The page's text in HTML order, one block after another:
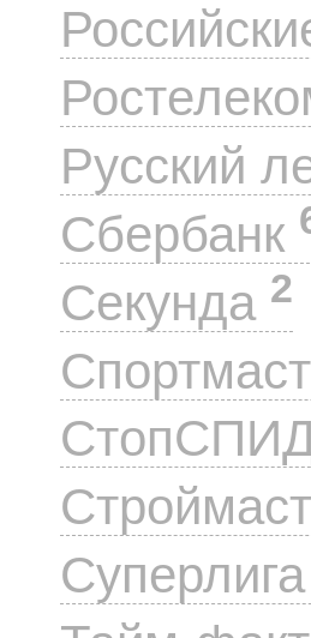
Русский
Сбербанк
Секунда 2
Суперлига